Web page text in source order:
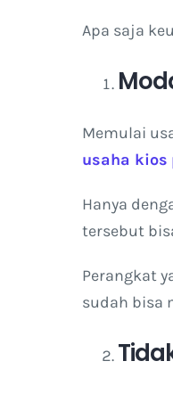
Apa saja
Memulai
usaha kios
Hanya
tersebut
Perangkat
sudah bisa